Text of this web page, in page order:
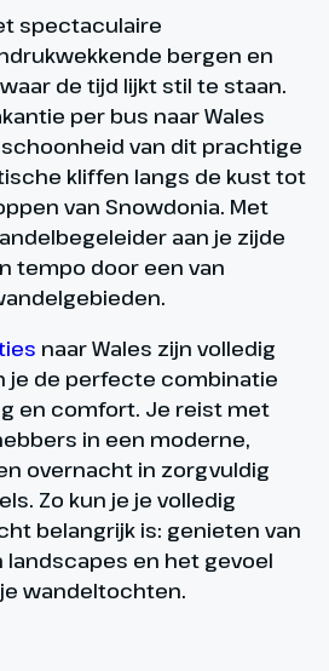
spectaculaire
bergen en
de tijd lijkt stil te staan.
per bus naar Wales
van dit prachtige
kliffen langs de kust tot
van Snowdonia. Met
aan je zijde
tempo door een van
naar Wales zijn volledig
je de perfecte combinatie
en comfort. Je reist met
in een moderne,
overnacht in zorgvuldig
Zo kun je je volledig
belangrijk is: genieten van
landscapes en het gevoel
wandeltochten.